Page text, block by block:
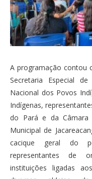
A programação contou
Secretaria Especial de
Nacional dos Povos
Indígenas,
do Pará e da Câmara
Municipal de
cacique geral do
representantes de
instituições ligadas